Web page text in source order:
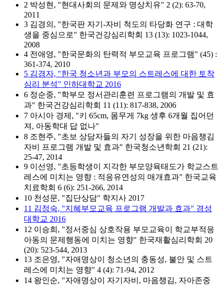
2 박성현, "현대사회의 문제와 명상치유" 2 (2): 63-70,
2011
3 김경의, "한국판 자기-자비 척도의 타당화 연구 : 대학
생을 중심으로" 한국건강심리학회 13 (13): 1023-1044,
2008
4 전애영, "한국문화의 탄력적 부모교육 프로그램" (45) :
361-374, 2010
5 김경자, "한국 청소년과 부모의 스트레스에 대한 토착
심리 분석" 인하대학교 2016
6 정순중, "학부모 정서관리훈련 프로그램의 개발 및 효
과" 한국건강심리학회 11 (11): 817-838, 2006
7 아시아 경제, "키 65cm, 몸무게 7kg 생후 6개월 집어던
져, 아동학대 답 없나"
8 조현주, "초보 상담자들의 자기 성장을 위한 마음챙김
자비 프로그램 개발 및 효과" 한국청소년학회 21 (21):
25-47, 2014
9 이선영, "초등학생이 지각한 부모양육태도가 학교스트
레스에 미치는 영향 : 적응유연성의 매개효과" 한국교육
치료학회 6 (6): 251-266, 2014
10 천성문, "집단상담" 학지사 2017
11 김정숙, "지혜부모교육 프로그램 개발과 효과" 경성
대학교 2016
12 이승희, "정서중심 상호작용 부모교육이 학교부적응
아동의 문제행동에 미치는 영향" 한국재활심리학회 20
(20): 523-544, 2013
13 조은영, "자애명상이 청소년의 충동성, 불안 및 스트
레스에 미치는 영향" 4 (4): 71-94, 2012
14 왕인순, "자애명상이 자기자비, 마음챙김, 자아존중